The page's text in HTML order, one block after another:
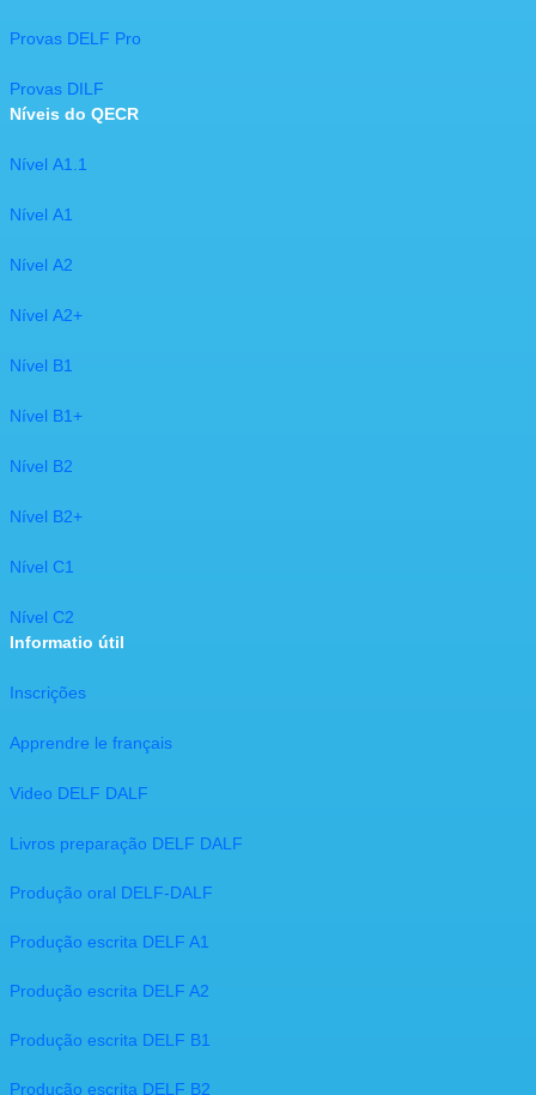
Provas DELF Pro
Provas DILF
Níveis do QECR
Nível A1.1
Nível A1
Nível A2
Nível A2+
Nível B1
Nível B1+
Nível B2
Nível B2+
Nível C1
Nível C2​
Informatio útil
Inscrições
Apprendre le français
Video DELF DALF
Livros preparação DELF DALF
Produção oral DELF-DALF
Produção escrita DELF A1
Produção escrita DELF A2
Produção escrita DELF B1
Produção escrita DELF B2